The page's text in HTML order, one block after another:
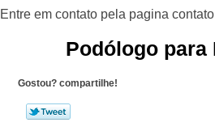
Podólogo para
Gostou? compartilhe!